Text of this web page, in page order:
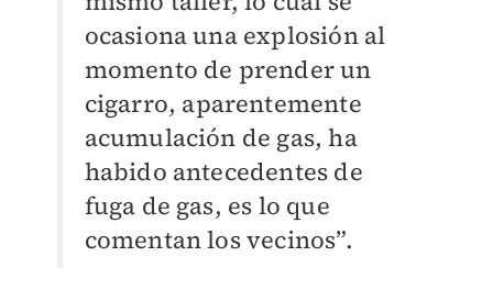
ocasiona una explosión al
momento de prender un
cigarro, aparentemente
acumulación de gas, ha
habido antecedentes de
fuga de gas, es lo que
comentan los vecinos”.